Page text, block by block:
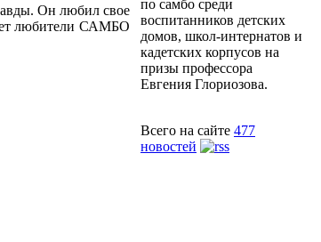
Он любил свое
любители САМБО
по самбо среди
воспитанников детских
домов, школ-интернатов и
кадетских корпусов на
призы профессора
Евгения Глориозова.
Всего на сайте 477
новостей